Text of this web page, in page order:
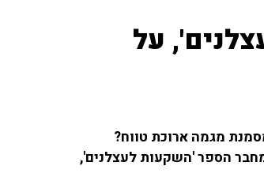
על
מגמה ארוכת טווח?
הספר 'השקעות לעצלנים',